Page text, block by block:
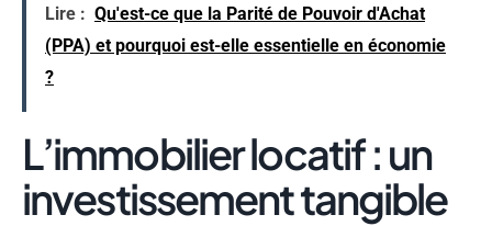
Lire : Qu'est-ce que la Parité de Pouvoir d'Achat
(PPA) et pourquoi est-elle essentielle en économie
?
L’immobilier locatif : un
investissement tangible